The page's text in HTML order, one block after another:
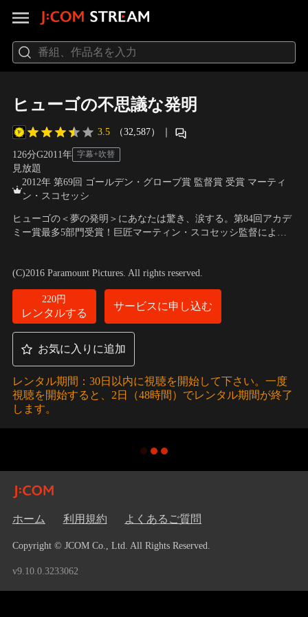
ヒューゴの不思議な発明
3.5 （32,587） ｜
126分G2011 年 字幕+吹替
見放題
2012年 第69回 ゴールデン・グローブ賞 監督賞 受賞 マーティ
ン・スコセッシ
ヒューゴの＜夢の発明＞にあなたは驚き、涙する。第84回アカデ
ミー賞最多5部門受賞！巨匠マーティン・スコセッシ監督による
機械人形に導かれてヒューゴの世界を修理するための冒険が今、
始まる！
(C)2016 Paramount Pictures. All rights reserved.
220円
レンタルする
サービスに申し込む
お気に入りに追加
レンタル期間：30日以内に視聴を開始して下さい。一度
視聴を開始すると、2日（48時間）でレンタル期間が終了
します。
ホーム 利用規約 よくあるご質問
Copyright © JCOM Co., Ltd. All Rights Reserved.
v9.10.0.3233062